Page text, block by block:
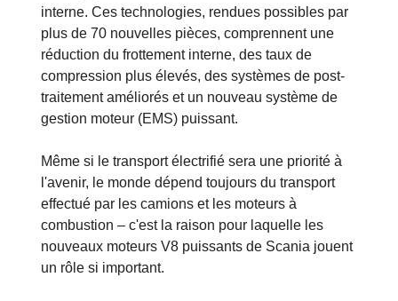
interne. Ces technologies, rendues possibles par
plus de 70 nouvelles pièces, comprennent une
réduction du frottement interne, des taux de
compression plus élevés, des systèmes de post-
traitement améliorés et un nouveau système de
gestion moteur (EMS) puissant.
Même si le transport électrifié sera une priorité à
l'avenir, le monde dépend toujours du transport
effectué par les camions et les moteurs à
combustion – c'est la raison pour laquelle les
nouveaux moteurs V8 puissants de Scania jouent
un rôle si important.